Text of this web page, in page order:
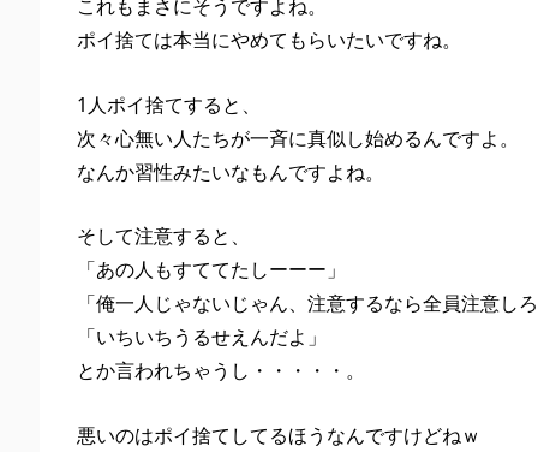
これもまさにそうですよね。
ポイ捨ては本当にやめてもらいたいですね。
1人ポイ捨てすると、
次々心無い人たちが一斉に真似し始めるんですよ。
なんか習性みたいなもんですよね。
そして注意すると、
「あの人もすててたしーーー」
「俺一人じゃないじゃん、注意するなら全員注意しろ
「いちいちうるせえんだよ」
とか言われちゃうし・・・・・。
悪いのはポイ捨てしてるほうなんですけどねｗ